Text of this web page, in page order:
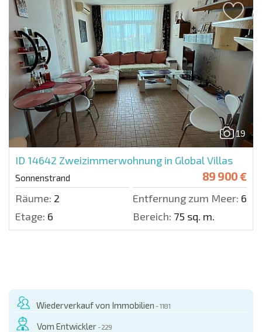
19
ID 14642 Zweizimmerwohnung in Global Villas
Sonnenstrand 89 900 €
Räume: 2 Entfernung zum Meer: 600
Etage: 6 Bereich: 75 sq. m.
Wiederverkauf von Immobilien - 1181
Vom Entwickler - 229